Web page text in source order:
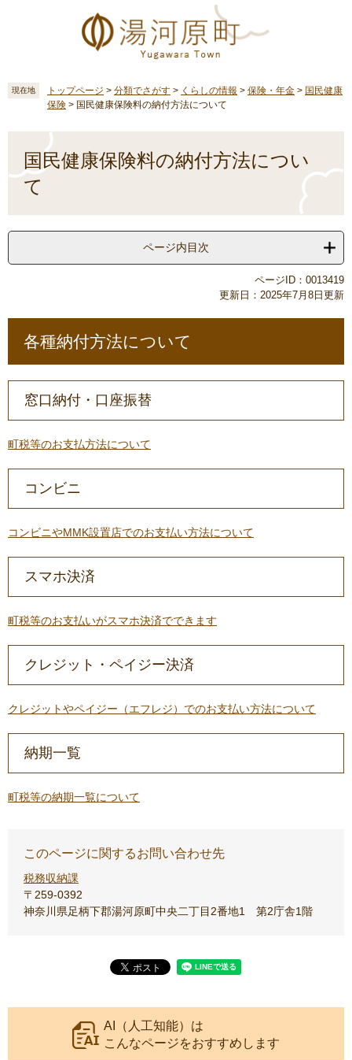
文
現在地 トップページ > 分類でさがす > くらしの情報 > 保険・年金 > 国民健康
保険 > 国民健康保険料の納付方法について
国民健康保険料の納付方法につい
て
ページ内目次
ページID：0013419
更新日：2025年7月8日更新
各種納付方法について
窓口納付・口座振替
町税等のお支払方法について
コンビニ
コンビニやMMK設置店でのお支払い方法について
スマホ決済
町税等のお支払いがスマホ決済でできます
クレジット・ペイジー決済
クレジットやペイジー（エフレジ）でのお支払い方法について
納期一覧
町税等の納期一覧について
このページに関するお問い合わせ先
税務収納課
〒259-0392
神奈川県足柄下郡湯河原町中央二丁目2番地1 第2庁舎1階
AI（人工知能）は
こんなページをおすすめします